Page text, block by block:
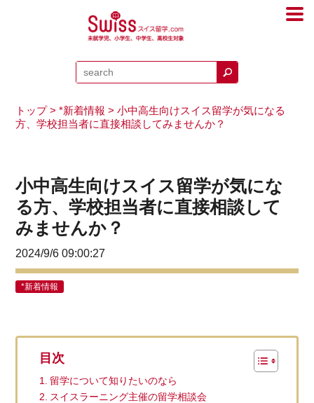
トップ>*新着情報 > 小中高生向けスイス留学が気になる
方、学校担当者に直接相談してみませんか？
小中高生向けスイス留学が気にな
る方、学校担当者に直接相談して
みませんか？
2024/9/6 09:00:27
*新着情報
目次
留学について知りたいのなら
スイスラーニング主催の留学相談会